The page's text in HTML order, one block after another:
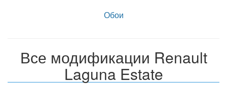
Обои
Все модификации Renault
Laguna Estate